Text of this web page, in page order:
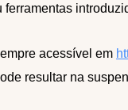
acessível em
resultar na